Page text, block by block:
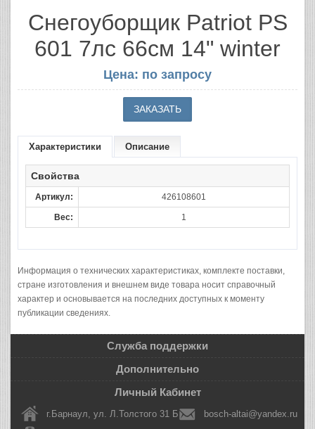
Снегоуборщик Patriot PS
601 7лс 66см 14" winter
Цена: по запросу
Характеристики Описание
Свойства
Артикул: 426108601
Вес: 1
Информация о технических характеристиках, комплекте поставки,
стране изготовления и внешнем виде товара носит справочный
характер и основывается на последних доступных к моменту
публикации сведениях.
Служба поддержки
Дополнительно
Личный Кабинет
г.Барнаул, ул. Л.Толстого 31 Б bosch-altai@yandex.ru